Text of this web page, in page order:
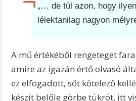
„… de túl azon, hogy
lélektanilag nagyon
A mű értékéből rengeteget
amire az igazán értő olvasó
ez elfogadott, sőt kötelező
készít belőle görbe tükröt, itt